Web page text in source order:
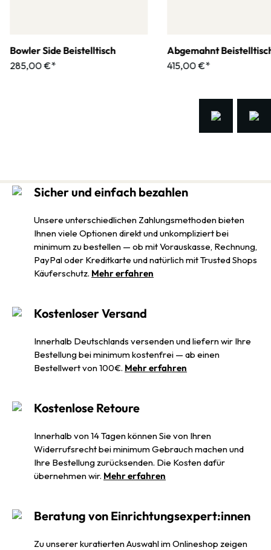
Bowler Side Beistelltisch
285,00 €*
Abgemahnt
415,00 €*
Sicher und einfach bezahlen
Unsere unterschiedlichen Zahlungsmethoden bieten
Ihnen viele Optionen direkt und unkompliziert bei
minimum zu bestellen — ob mit Vorauskasse, Rechnung,
PayPal oder Kreditkarte und natürlich mit Trusted Shops
Käuferschutz. Mehr erfahren
Kostenloser Versand
Innerhalb Deutschlands versenden und liefern wir Ihre
Bestellung bei minimum kostenfrei — ab einen
Bestellwert von 100€. Mehr erfahren
Kostenlose Retoure
Innerhalb von 14 Tagen können Sie von Ihren
Widerrufsrecht bei minimum Gebrauch machen und
Ihre Bestellung zurücksenden. Die Kosten dafür
übernehmen wir. Mehr erfahren
Beratung von Einrichtungsexpert:innen
Zu unserer kuratierten Auswahl im Onlineshop zeigen